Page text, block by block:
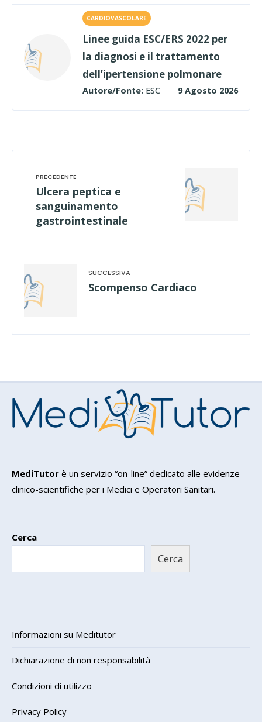
CARDIOVASCOLARE
Linee guida ESC/ERS 2022 per
la diagnosi e il trattamento
dell’ipertensione polmonare
Autore/Fonte: ESC 9 Agosto 2026
Ulcera peptica e
sanguinamento
gastrointestinale
Scompenso Cardiaco
MediTutor è un servizio “on-line” dedicato alle evidenze
clinico-scientifiche per i Medici e Operatori Sanitari.
Cerca
Cerca
Informazioni su Meditutor
Dichiarazione di non responsabilità
Condizioni di utilizzo
Privacy Policy